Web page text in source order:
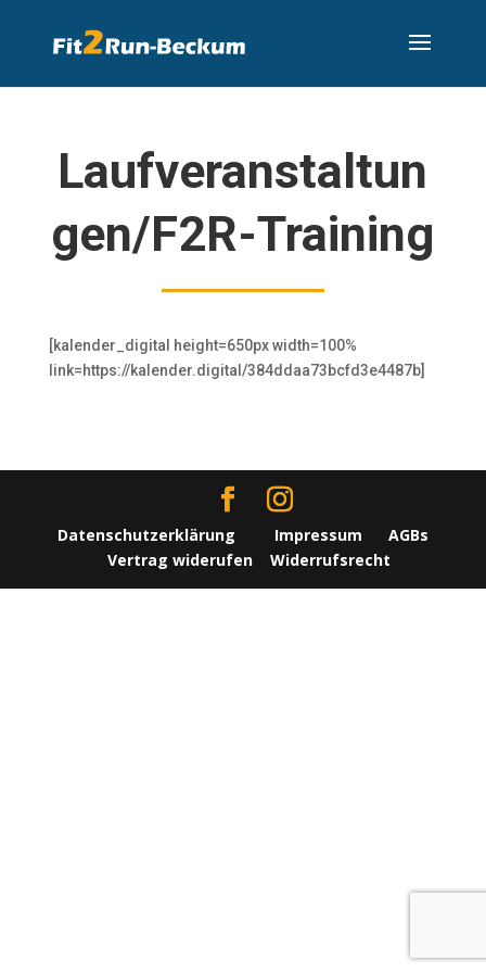
Laufveranstaltun
gen/F2R-Training
[kalender_digital height=650px width=100%
link=https://kalender.digital/384ddaa73bcfd3e4487b]
Datenschutzerklärung Impressum
AGBs
Vertrag widerufen
Widerrufsrecht